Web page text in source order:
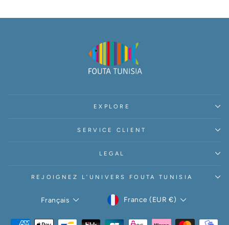
EXPLORE
SERVICE CLIENT
LEGAL
REJOIGNEZ L’UNIVERS FOUTA TUNISIA
LANGUE
Français DEVISE
France (EUR €)